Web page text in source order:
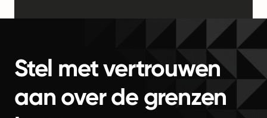
Stel met vertrouwen
aan over de grenzen